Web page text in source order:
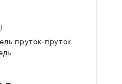
пруток-пруток,